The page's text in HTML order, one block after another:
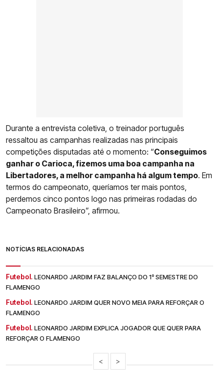
Durante a entrevista coletiva, o treinador português
ressaltou as campanhas realizadas nas principais
competições disputadas até o momento: “Conseguimos
ganhar o Carioca, fizemos uma boa campanha na
Libertadores, a melhor campanha há algum tempo. Em
termos do campeonato, queríamos ter mais pontos,
perdemos cinco pontos logo nas primeiras rodadas do
Campeonato Brasileiro”, afirmou.
NOTÍCIAS RELACIONADAS
Futebol. LEONARDO JARDIM FAZ BALANÇO DO 1º SEMESTRE DO
FLAMENGO
Futebol. LEONARDO JARDIM QUER NOVO MEIA PARA REFORÇAR O
FLAMENGO
Futebol. LEONARDO JARDIM EXPLICA JOGADOR QUE QUER PARA
REFORÇAR O FLAMENGO
< >